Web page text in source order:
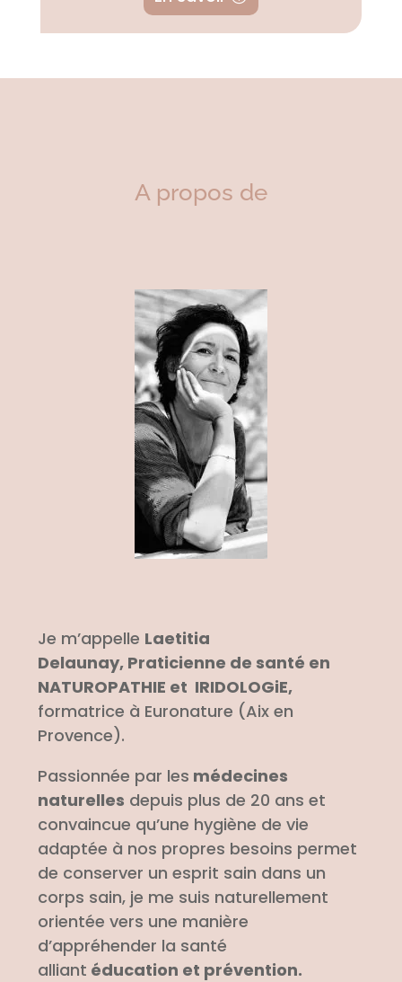
A propos de
Je m’appelle Laetitia
Delaunay, Praticienne de santé en
NATUROPATHIE et IRIDOLOGiE,
formatrice à Euronature (Aix en
Provence).
Passionnée par les médecines
naturelles depuis plus de 20 ans et
convaincue qu’une hygiène de vie
adaptée à nos propres besoins permet
de conserver un esprit sain dans un
corps sain, je me suis naturellement
orientée vers une manière
d’appréhender la santé
alliant éducation et prévention.